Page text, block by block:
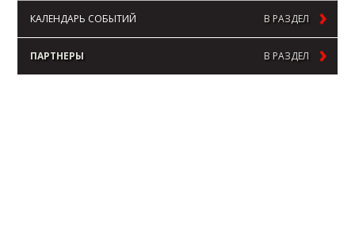
КАЛЕНДАРЬ СОБЫТИЙ В РАЗДЕЛ
ПАРТНЕРЫ В РАЗДЕЛ